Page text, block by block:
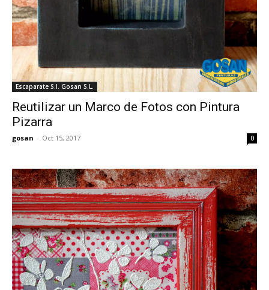
Escaparate S.I. Gosan S.L.
Reutilizar un Marco de Fotos con Pintura
Pizarra
gosan - Oct 15, 2017 0